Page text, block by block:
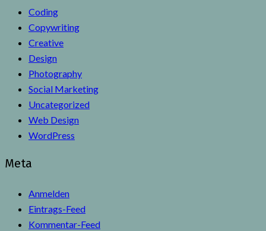
Coding
Copywriting
Creative
Design
Photography
Social Marketing
Uncategorized
Web Design
WordPress
Meta
Anmelden
Eintrags-Feed
Kommentar-Feed